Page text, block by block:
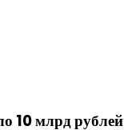
10 млрд рублей